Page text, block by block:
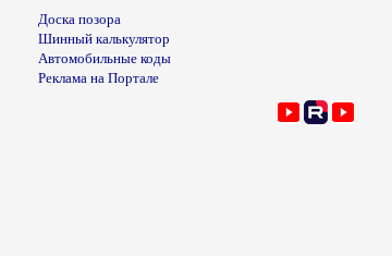
Доска позора
Шинный калькулятор
Автомобильные коды
Реклама на Портале